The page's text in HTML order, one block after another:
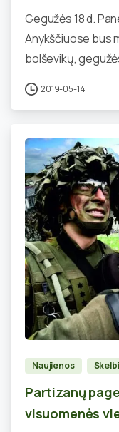
Gegužės 18 d.
Anykščiuose bus
bolševikų,
2019-05-14
Naujienos
Partizanų
visuomenės